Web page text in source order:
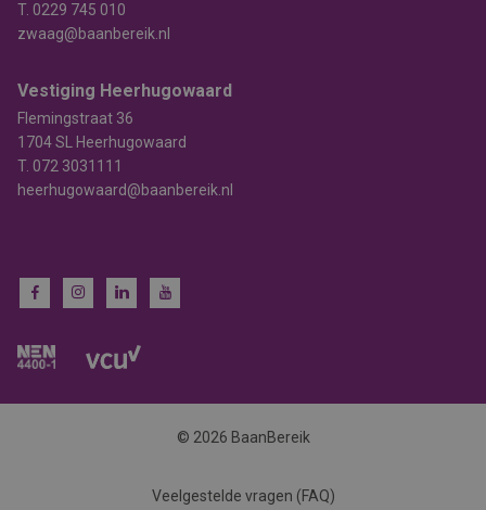
T. 0229 745 010
zwaag@baanbereik.nl
Vestiging Heerhugowaard
Flemingstraat 36
1704 SL Heerhugowaard
T. 072 3031111
heerhugowaard@baanbereik.nl
© 2026 BaanBereik
Veelgestelde vragen (FAQ)